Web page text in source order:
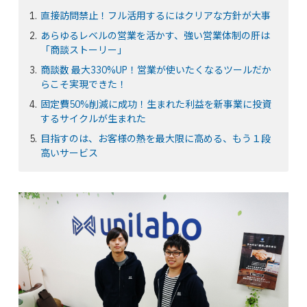
直接訪問禁止！フル活用するにはクリアな方針が大事
あらゆるレベルの営業を活かす、強い営業体制の肝は
「商談ストーリー」
商談数 最大330%UP！営業が使いたくなるツールだか
らこそ実現できた！
固定費50%削減に成功！生まれた利益を新事業に投資
するサイクルが生まれた
目指すのは、お客様の熱を最大限に高める、もう１段
高いサービス